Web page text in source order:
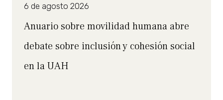
6 de agosto 2026
Anuario sobre movilidad humana abre
debate sobre inclusión y cohesión social
en la UAH